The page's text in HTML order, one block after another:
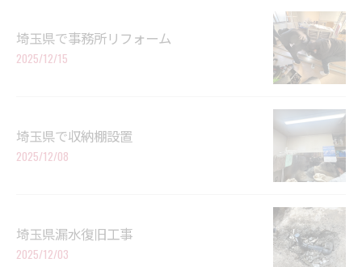
埼玉県で事務所リフォーム
2025/12/15
埼玉県で収納棚設置
2025/12/08
埼玉県漏水復旧工事
2025/12/03